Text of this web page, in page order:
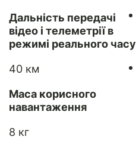
Дальність передачі
відео і телеметрії в
режимі реального часу
40 км
Маса корисного
навантаження
8 кг